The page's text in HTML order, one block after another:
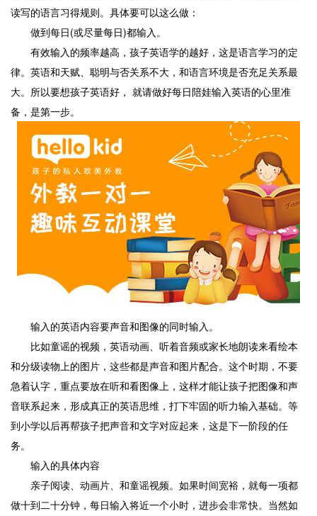
读写的语言习得规则。具体要可以这么做：
做到每日(或尽量每日)都输入。
有效输入的频率越高，孩子英语学的越好，这是语言学习的定
律。英语和天赋、聪明与否关系不大，和语言环境是否充足关系最
大。所以要想孩子英语好， 就请做好每日陪娃输入英语的心里准
备，是第一步。
输入的英语内容要声音和图像的同时输入。
比如童谣的视频，英语动画、听着音频或家长地朗读来看绘本
和分级读物上的图片，这些都是声音和图片配合。这个时期，不要
急着认字，重点要放在听和看图像上，这样才能让孩子把图像和声
音联系起来，形成真正的英语思维，打下牢固的听力输入基础。等
到小学以后再帮孩子把声音和文字对应起来，这是下一阶段的任
务。
输入的具体内容
亲子阅读、动画片、和童谣视频。如果时间宽裕，就每一项都
做十到二十分钟，每日输入将近一个小时，进步会非常快。当然如